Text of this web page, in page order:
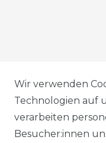
Wir verwenden
Technologien auf
verarbeiten
Besucher:innen